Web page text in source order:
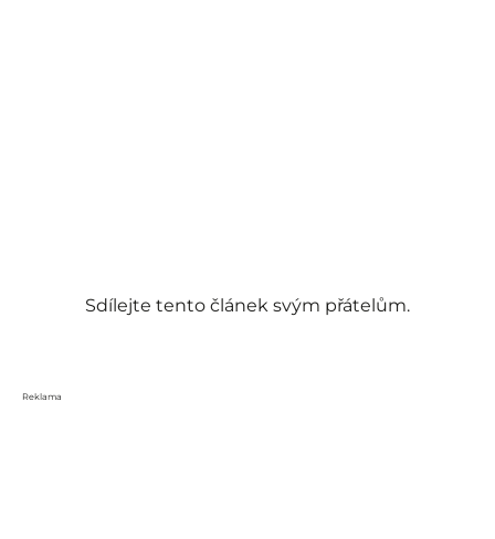
Sdílejte tento článek svým přátelům.
Reklama